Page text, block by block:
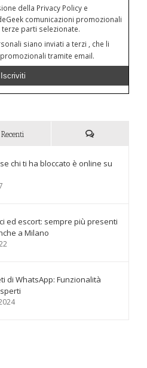
della Privacy Policy e
comunicazioni promozionali
parti selezionate.
siano inviati a terzi , che li
tramite email.
Recenti
chi ti ha bloccato è online su
ed escort: sempre più presenti
a Milano
di WhatsApp: Funzionalità